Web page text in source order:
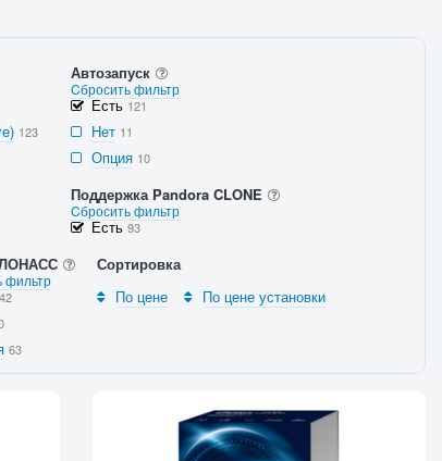
123
Автозапуск
Cбросить фильтр
Есть121
Нет 11
Опция 10
Поддержка Pandora CLONE
Cбросить фильтр
Есть93
фильтр
42
63
Сортировка
По цене
По цене установки